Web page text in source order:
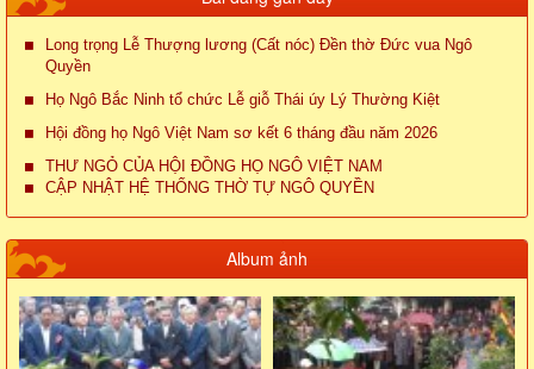
Long trọng Lễ Thượng lương (Cất nóc) Đền thờ Đức vua Ngô
Quyền
Họ Ngô Bắc Ninh tổ chức Lễ giỗ Thái úy Lý Thường Kiệt
Hội đồng họ Ngô Việt Nam sơ kết 6 tháng đầu năm 2026
THƯ NGỎ CỦA HỘI ĐỒNG HỌ NGÔ VIỆT NAM
CẬP NHẬT HỆ THỐNG THỜ TỰ NGÔ QUYỀN
Album ảnh